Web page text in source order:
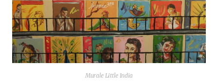
Mura­le Lit­tle India